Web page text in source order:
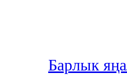
100,3 FM
Барлык